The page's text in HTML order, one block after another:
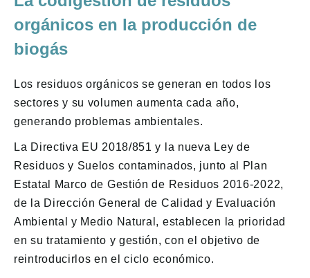
orgánicos en la producción de
biogás
Los residuos orgánicos se generan en todos los
sectores y su volumen aumenta cada año,
generando problemas ambientales.
La Directiva EU 2018/851 y la nueva Ley de
Residuos y Suelos contaminados, junto al Plan
Estatal Marco de Gestión de Residuos 2016-2022,
de la Dirección General de Calidad y Evaluación
Ambiental y Medio Natural, establecen la prioridad
en su tratamiento y gestión, con el objetivo de
reintroducirlos en el ciclo económico.